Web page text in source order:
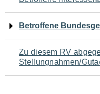
Betroffene
Zu diesem RV
Stellungnahmen/